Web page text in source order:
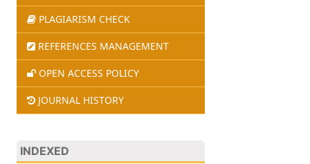
PLAGIARISM CHECK
REFERENCES MANAGEMENT
OPEN ACCESS POLICY
JOURNAL HISTORY
INDEXED